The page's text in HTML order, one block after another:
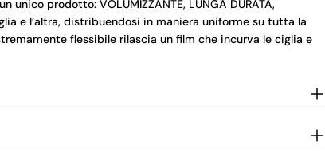
unico prodotto: VOLUMIZZANTE, LUNGA DURATA,
e l’altra, distribuendosi in maniera uniforme su tutta la
flessibile rilascia un film che incurva le ciglia e